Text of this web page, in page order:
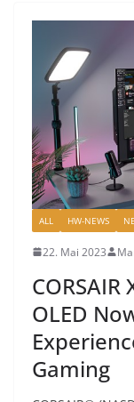
ALL HW-NEWS
22. Mai 2023
CORSAIR
OLED
Gaming